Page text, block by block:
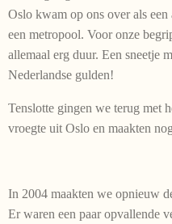
Oslo kwam op ons over als een
een metropool. Voor onze
allemaal erg duur. Een sneetje
Nederlandse gulden!
Tenslotte gingen we terug met
vroegte uit Oslo en maakten
In 2004 maakten we opnieuw
Er waren een paar opvallende